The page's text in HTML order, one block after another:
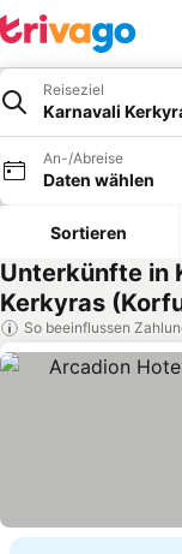
Reiseziel
Karnavali
An-/Abreise
Daten wählen
Sortieren
Unterkünfte in
Kerkyras
So beeinflussen